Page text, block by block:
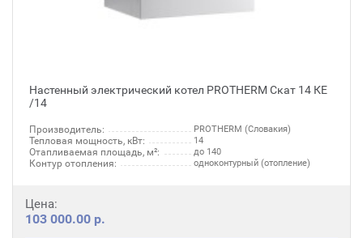
Настенный электрический котел PROTHERM Скат 14 КЕ
/14
Производитель: PROTHERM (Словакия)
Тепловая мощность, кВт: 14
Отапливаемая площадь, м²: до 140
Контур отопления: одноконтурный (отопление)
Цена:
103 000.00 р.